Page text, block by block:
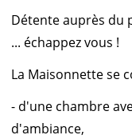
Détente auprès du
... échappez vous !
La Maisonnette se
- d'une chambre
d'ambiance,